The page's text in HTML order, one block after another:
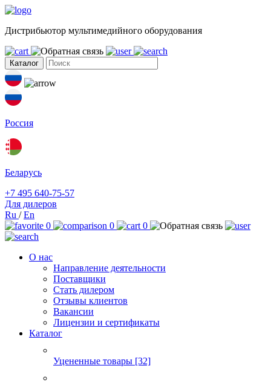
Дистрибьютор мультимедийного оборудования
Каталог
Россия
Беларусь
+7 495 640-75-57
Для дилеров
Ru /En
0
0 0
О нас
Направление деятельности
Поставщики
Стать дилером
Отзывы клиентов
Вакансии
Лицензии и сертификаты
Каталог
Уцененные товары [32]